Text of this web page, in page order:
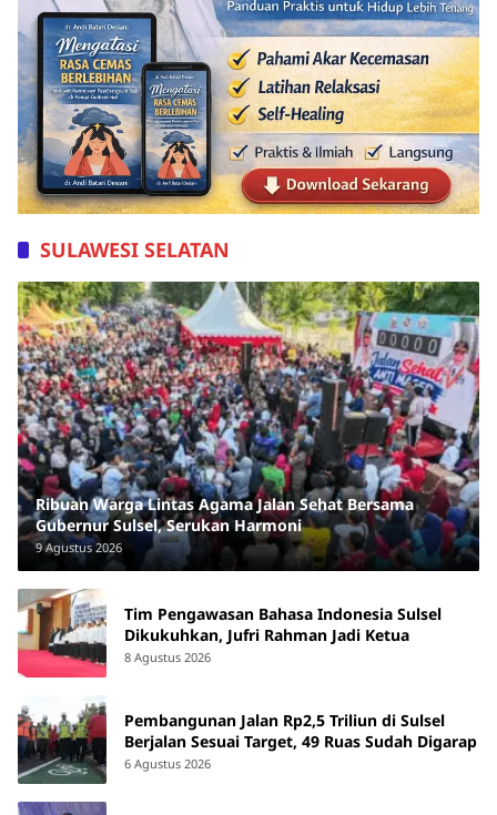
SULAWESI SELATAN
Ribuan Warga Lintas Agama Jalan Sehat Bersama
Gubernur Sulsel, Serukan Harmoni
9 Agustus 2026
Tim Pengawasan Bahasa Indonesia Sulsel
Dikukuhkan, Jufri Rahman Jadi Ketua
8 Agustus 2026
Pembangunan Jalan Rp2,5 Triliun di Sulsel
Berjalan Sesuai Target, 49 Ruas Sudah Digarap
6 Agustus 2026